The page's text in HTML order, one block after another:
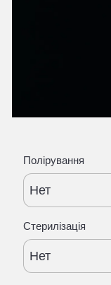
Полірування
Нет
Стерилізація
Нет